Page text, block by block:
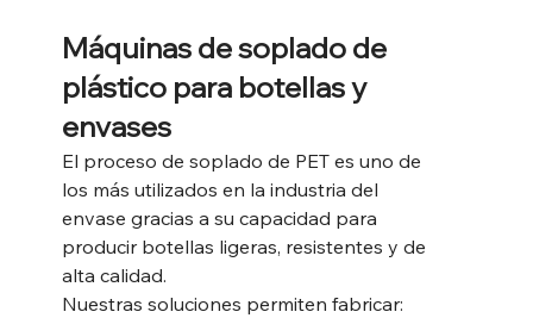
Máquinas de soplado de
plástico para botellas y
envases
El proceso de soplado de PET es uno de
los más utilizados en la industria del
envase gracias a su capacidad para
producir botellas ligeras, resistentes y de
alta calidad.
Nuestras soluciones permiten fabricar: